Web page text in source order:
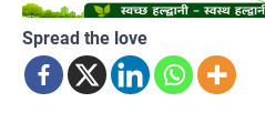
Spread the love